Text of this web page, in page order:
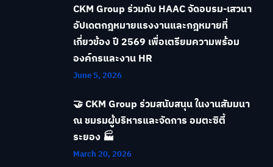
CKM Group ร่วมกับ HAAC จัดอบรม-เสวนา
อัปเดตกฎหมายแรงงานและกฎหมายที่
เกี่ยวข้อง ปี 2569 เพื่อเตรียมความพร้อม
องค์กรและงาน HR
June 5, 2026
🤝 CKM Group ร่วมสนับสนุน ในงานสัมมนา
ณ ชมรมผู้บริหารและจัดการ อมตะซิตี้
ระยอง 🏭
March 20, 2026